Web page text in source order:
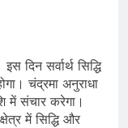
दिन सर्वार्थ सिद्धि
चंद्रमा अनुराधा
में संचार करेगा।
में सिद्धि और